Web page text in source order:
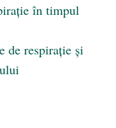
în timpul
de respirație și